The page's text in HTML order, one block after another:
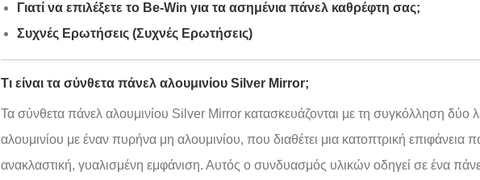
Γιατί να επιλέξετε το Be-Win για τα ασημένια πάνελ καθρέφτη σας;
Συχνές Ερωτήσεις (Συχνές Ερωτήσεις)
Τι είναι τα σύνθετα πάνελ αλουμινίου Silver Mirror;
Τα σύνθετα πάνελ αλουμινίου Silver Mirror κατασκευάζονται με τη συγκόλληση
αλουμινίου με έναν πυρήνα μη αλουμινίου, που διαθέτει μια κατοπτρική επιφάνεια
ανακλαστική, γυαλισμένη εμφάνιση. Αυτός ο συνδυασμός υλικών οδηγεί σε ένα